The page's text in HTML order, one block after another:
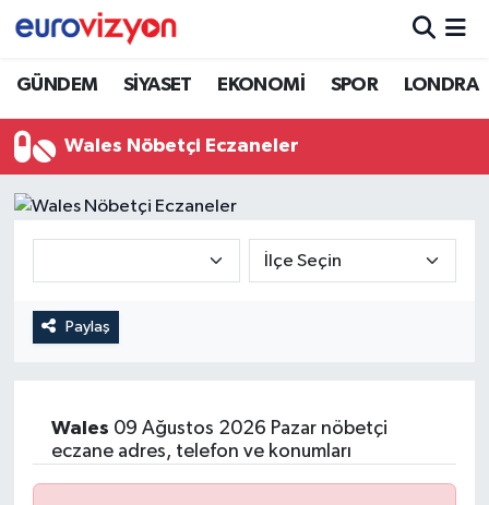
GÜNDEM SİYASET EKONOMİ SPOR LONDRA
Wales Nöbetçi Eczaneler
Paylaş
Wales 09 Ağustos 2026 Pazar nöbetçi
eczane adres, telefon ve konumları